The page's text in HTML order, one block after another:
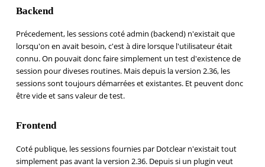
Backend
Précedement, les sessions coté admin (backend) n'existait que
lorsqu'on en avait besoin, c'est à dire lorsque l'utilisateur était
connu. On pouvait donc faire simplement un test d'existence de
session pour diveses routines. Mais depuis la version 2.36, les
sessions sont toujours démarrées et existantes. Et peuvent donc
être vide et sans valeur de test.
Frontend
Coté publique, les sessions fournies par Dotclear n'existait tout
simplement pas avant la version 2.36. Depuis si un plugin veut